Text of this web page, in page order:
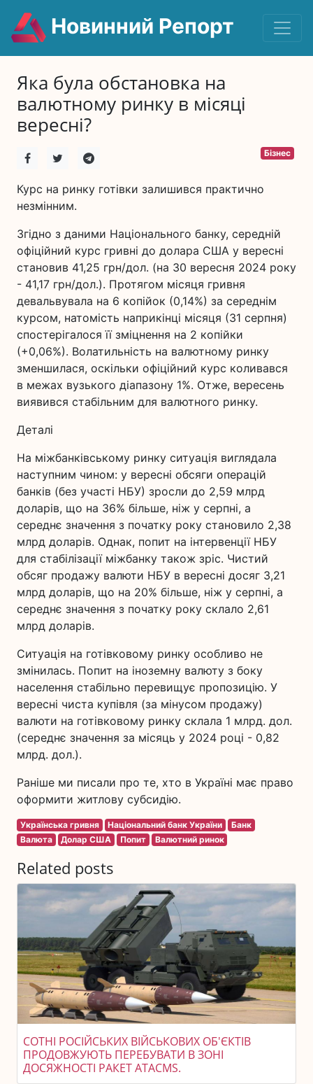
Новинний Репорт
Яка була обстановка на
валютному ринку в місяці
вересні?
Бізнес
Курс на ринку готівки залишився практично
незмінним.
Згідно з даними Національного банку, середній
офіційний курс гривні до долара США у вересні
становив 41,25 грн/дол. (на 30 вересня 2024 року
- 41,17 грн/дол.). Протягом місяця гривня
девальвувала на 6 копійок (0,14%) за середнім
курсом, натомість наприкінці місяця (31 серпня)
спостерігалося її зміцнення на 2 копійки
(+0,06%). Волатильність на валютному ринку
зменшилася, оскільки офіційний курс коливався
в межах вузького діапазону 1%. Отже, вересень
виявився стабільним для валютного ринку.
Деталі
На міжбанківському ринку ситуація виглядала
наступним чином: у вересні обсяги операцій
банків (без участі НБУ) зросли до 2,59 млрд
доларів, що на 36% більше, ніж у серпні, а
середнє значення з початку року становило 2,38
млрд доларів. Однак, попит на інтервенції НБУ
для стабілізації міжбанку також зріс. Чистий
обсяг продажу валюти НБУ в вересні досяг 3,21
млрд доларів, що на 20% більше, ніж у серпні, а
середнє значення з початку року склало 2,61
млрд доларів.
Ситуація на готівковому ринку особливо не
змінилась. Попит на іноземну валюту з боку
населення стабільно перевищує пропозицію. У
вересні чиста купівля (за мінусом продажу)
валюти на готівковому ринку склала 1 млрд. дол.
(середнє значення за місяць у 2024 році - 0,82
млрд. дол.).
Раніше ми писали про те, хто в Україні має право
оформити житлову субсидію.
Українська гривня Національний банк України
Банк
Валюта
Долар США Попит Валютний ринок
Related posts
СОТНІ РОСІЙСЬКИХ ВІЙСЬКОВИХ ОБ'ЄКТІВ
ПРОДОВЖУЮТЬ ПЕРЕБУВАТИ В ЗОНІ
ДОСЯЖНОСТІ РАКЕТ ATACMS.